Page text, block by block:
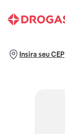
Insira seu CEP